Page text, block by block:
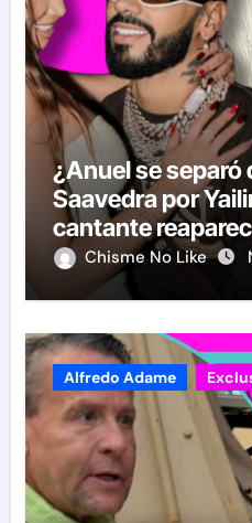
¿Anuel se separó
Saavedra por
cantante
Chisme No Like
Alfredo Adame